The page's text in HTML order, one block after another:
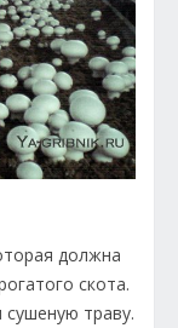
должна
скота.
траву.